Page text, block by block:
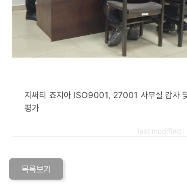
지써티 죠지아 ISO9001, 27001 사무실 감사
평가
last modified
목록보기